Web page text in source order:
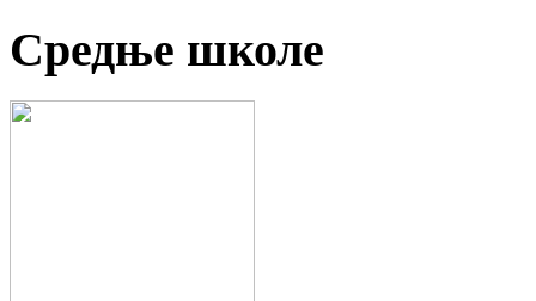
Средње школе